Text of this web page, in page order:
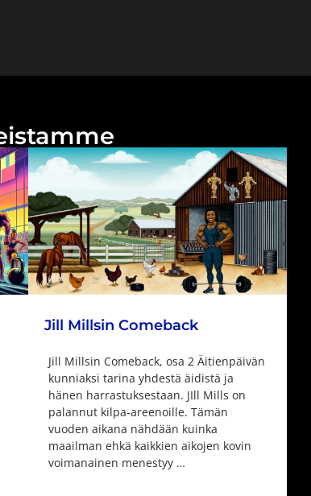
Jill Millsin Comeback
Jill Millsin Comeback, osa 2 Äitienpäivän
kunniaksi tarina yhdestä äidistä ja
hänen harrastuksestaan. JIll Mills on
palannut kilpa-areenoille. Tämän
vuoden aikana nähdään kuinka
maailman ehkä kaikkien aikojen kovin
voimanainen menestyy …